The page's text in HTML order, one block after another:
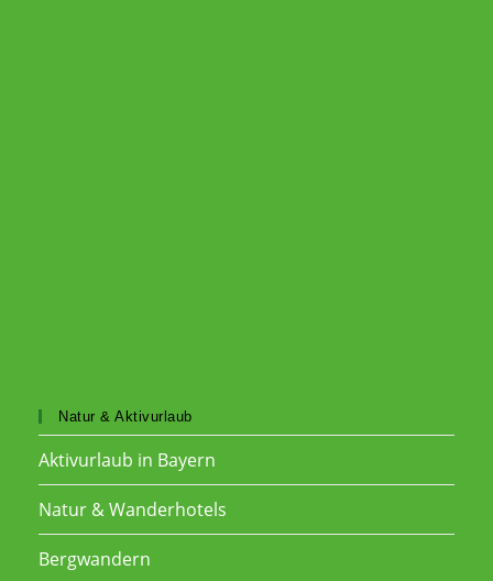
Natur & Aktivurlaub
Aktivurlaub in Bayern
Natur & Wanderhotels
Bergwandern